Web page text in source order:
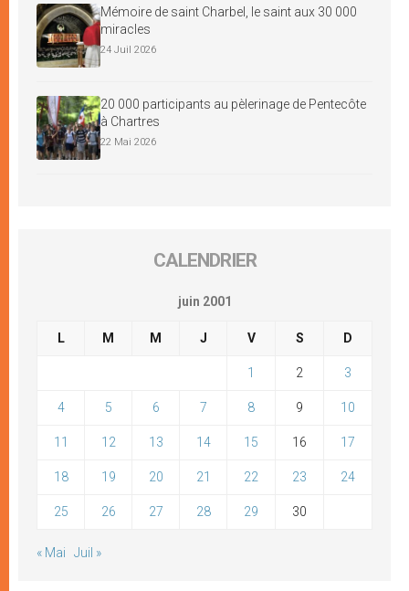
Mémoire de saint Charbel, le saint aux 30 000
miracles
24 Juil 2026
20 000 participants au pèlerinage de Pentecôte
à Chartres
22 Mai 2026
CALENDRIER
juin 2001
L M M J V S D
1 2 3
4 5 6 7 8 9 10
11 12 13 14 15 16 17
18 19 20 21 22 23 24
25 26 27 28 29 30
« Mai Juil »